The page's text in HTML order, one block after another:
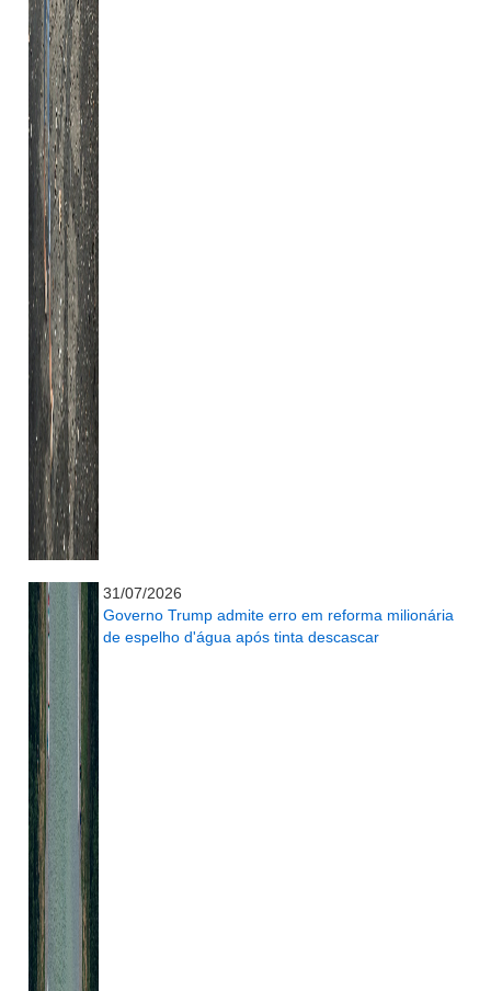
31/07/2026
Governo Trump admite erro em reforma milionária
de espelho d'água após tinta descascar